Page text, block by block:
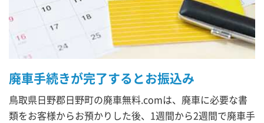
廃車手続きが完了するとお振込み
鳥取県日野郡日野町の廃車無料.comは、廃車に必要な書
類をお客様からお預かりした後、1週間から2週間で廃車手